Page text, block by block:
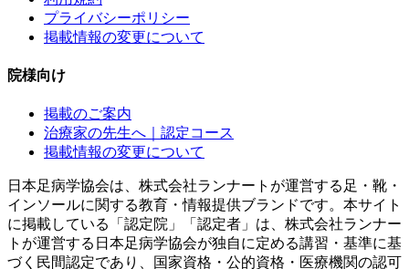
プライバシーポリシー
掲載情報の変更について
院様向け
掲載のご案内
治療家の先生へ｜認定コース
掲載情報の変更について
日本足病学協会は、株式会社ランナートが運営する足・靴・
インソールに関する教育・情報提供ブランドです。本サイト
に掲載している「認定院」「認定者」は、株式会社ランナー
トが運営する日本足病学協会が独自に定める講習・基準に基
づく民間認定であり、国家資格・公的資格・医療機関の認可